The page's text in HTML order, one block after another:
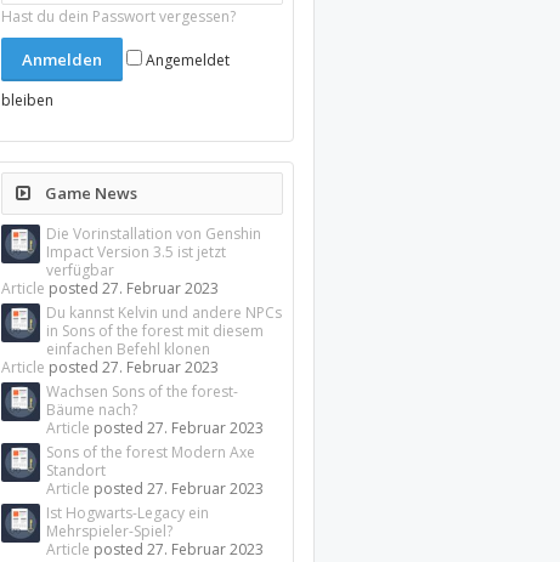
Hast du dein Passwort vergessen?
Angemeldet
bleiben
Game News
Die Vorinstallation von Genshin
Impact Version 3.5 ist jetzt
verfügbar
Article posted27. Februar 2023
Du kannst Kelvin und andere NPCs
in Sons of the forest mit diesem
einfachen Befehl klonen
Article posted27. Februar 2023
Wachsen Sons of the forest-
Bäume nach?
Article posted27. Februar 2023
Sons of the forest Modern Axe
Standort
Article posted27. Februar 2023
Ist Hogwarts-Legacy ein
Mehrspieler-Spiel?
Article posted27. Februar 2023